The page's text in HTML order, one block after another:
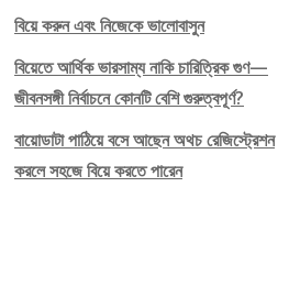
বিয়ে করুন এবং নিজেকে ভালোবাসুন
বিয়েতে আর্থিক ভারসাম্য নাকি চারিত্রিক গুণ—
জীবনসঙ্গী নির্বাচনে কোনটি বেশি গুরুত্বপূর্ণ?
বায়োডাটা পাঠিয়ে বসে আছেন অথচ রেজিস্ট্রেশন
করলে সহজে বিয়ে করতে পারেন